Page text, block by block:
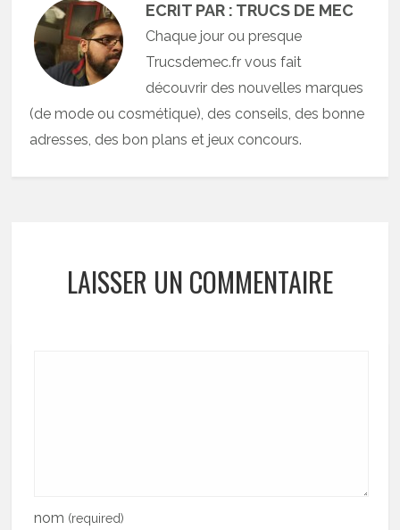
ECRIT PAR : TRUCS DE MEC
Chaque jour ou presque
Trucsdemec.fr vous fait
découvrir des nouvelles marques
(de mode ou cosmétique), des conseils, des bonne
adresses, des bon plans et jeux concours.
LAISSER UN COMMENTAIRE
nom (required)